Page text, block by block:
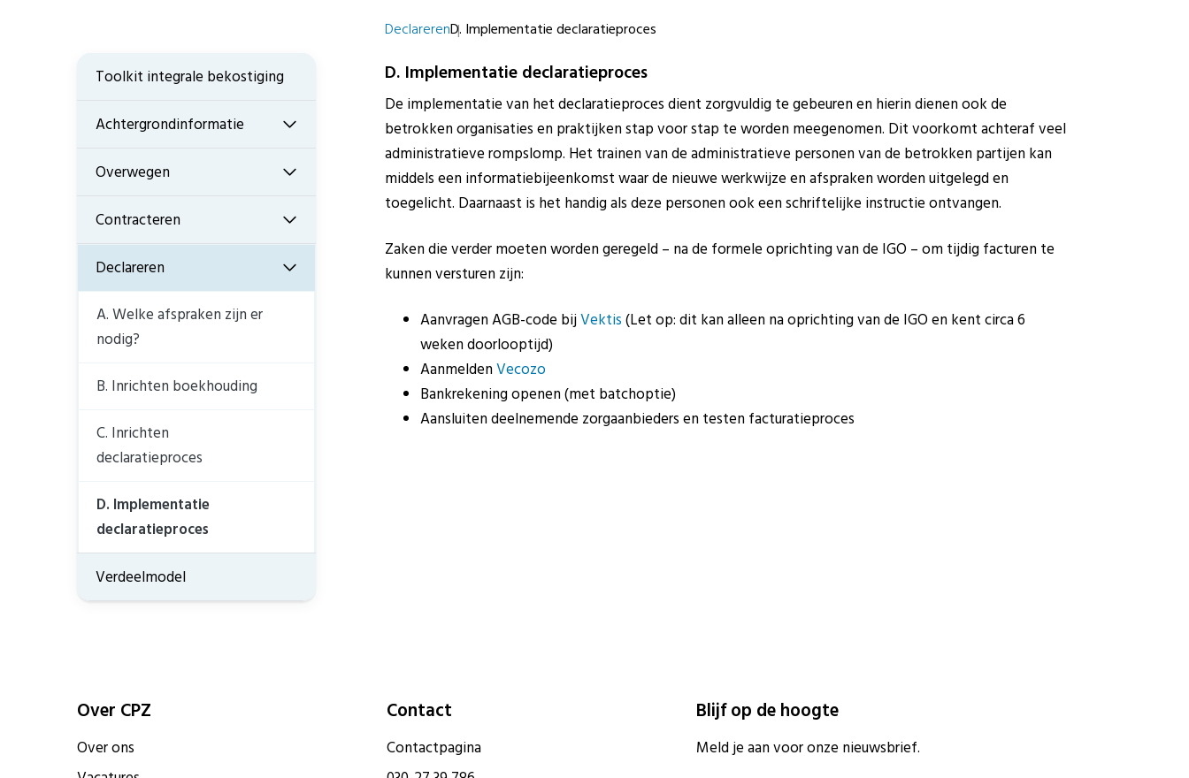
Toolkit integrale bekostiging
Achtergrondinformatie
Overwegen
Contracteren
Declareren
A. Welke afspraken zijn er
nodig?
B. Inrichten boekhouding
C. Inrichten
declaratieproces
D. Implementatie
declaratieproces
Verdeelmodel
DeclarerenD. Implementatie declaratieproces
D. Implementatie declaratieproces
De implementatie van het declaratieproces dient zorgvuldig te gebeuren en hierin dienen ook de
betrokken organisaties en praktijken stap voor stap te worden meegenomen. Dit voorkomt achteraf veel
administratieve rompslomp. Het trainen van de administratieve personen van de betrokken partijen kan
middels een informatiebijeenkomst waar de nieuwe werkwijze en afspraken worden uitgelegd en
toegelicht. Daarnaast is het handig als deze personen ook een schriftelijke instructie ontvangen.
Zaken die verder moeten worden geregeld – na de formele oprichting van de IGO – om tijdig facturen te
kunnen versturen zijn:
Aanvragen AGB-code bijVektis(Let op: dit kan alleen na oprichting van de IGO en kent circa 6
weken doorlooptijd)
AanmeldenVecozo
Bankrekening openen (met batchoptie)
Aansluiten deelnemende zorgaanbieders en testen facturatieproces
Over CPZ
Over ons
Contact
Contactpagina
Blijf op de hoogte
Meld je aan voor onze nieuwsbrief.